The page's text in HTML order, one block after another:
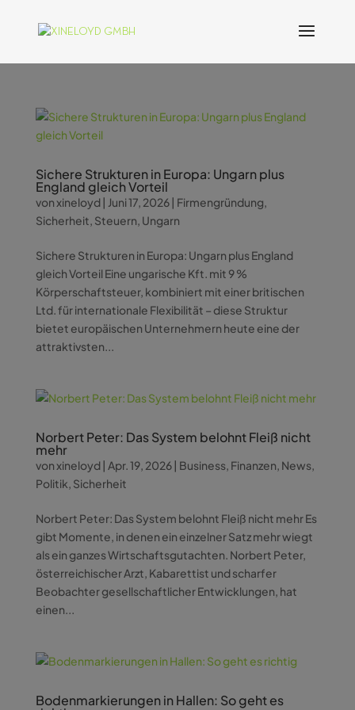
Sichere Strukturen in Europa: Ungarn plus
England gleich Vorteil
vonxineloyd| Juni 17, 2026| Firmengründung,
Sicherheit, Steuern, Ungarn
Sichere Strukturen in Europa: Ungarn plus England
gleich Vorteil Eine ungarische Kft. mit 9 %
Körperschaftsteuer, kombiniert mit einer britischen
Ltd. für internationale Flexibilität – diese Struktur
bietet europäischen Unternehmern heute eine der
attraktivsten...
Norbert Peter: Das System belohnt Fleiß nicht
mehr
vonxineloyd| Apr. 19, 2026| Business, Finanzen, News,
Politik, Sicherheit
Norbert Peter: Das System belohnt Fleiß nicht mehr Es
gibt Momente, in denen ein einzelner Satz mehr wiegt
als ein ganzes Wirtschaftsgutachten. Norbert Peter,
österreichischer Arzt, Kabarettist und scharfer
Beobachter gesellschaftlicher Entwicklungen, hat
einen...
Bodenmarkierungen in Hallen: So geht es